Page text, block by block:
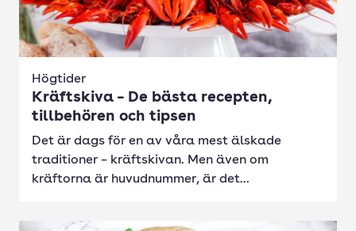
Högtider
Kräftskiva – De bästa recepten,
tillbehören och tipsen
Det är dags för en av våra mest älskade
traditioner – kräftskivan. Men även om
kräftorna är huvudnummer, är det...